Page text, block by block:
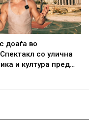
доаѓа во
со улична
и култура пред…